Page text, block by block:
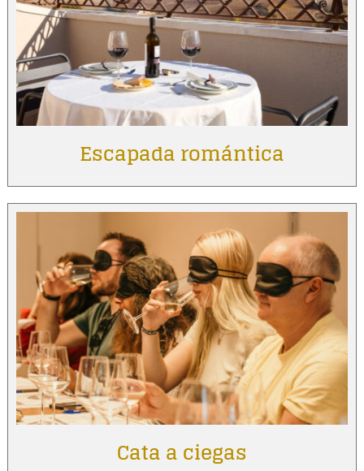
Escapada romántica
Cata a ciegas